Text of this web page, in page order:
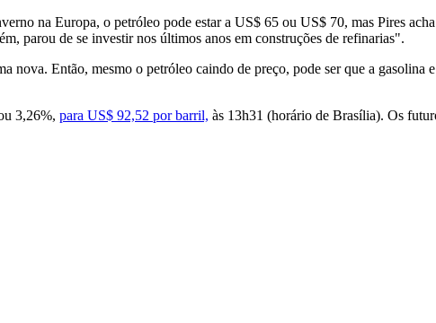
na Europa, o petróleo pode estar a US$ 65 ou US$ 70, mas Pires
parou de se investir nos últimos anos em construções de refinarias".
Então, mesmo o petróleo caindo de preço, pode ser que a gasolina
3,26%, para US$ 92,52 por barril, às 13h31 (horário de Brasília). Os